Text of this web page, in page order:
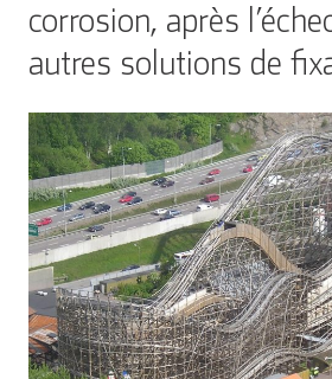
corrosion, après
autres solutions de